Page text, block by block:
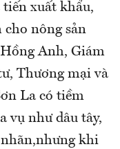
tiến xuất khẩu,
cho nông sản
Anh, Giám
Thương mại và
La có tiềm
vụ như dâu tây,
khi